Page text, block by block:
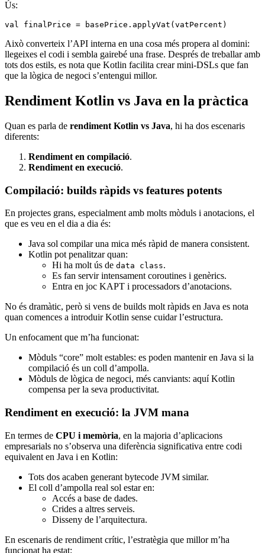
Ús:
val finalPrice = basePrice. applyVat (vatPercent)
Això converteix l’API interna en una cosa més propera al domini:
llegeixes el codi i sembla gairebé una frase. Després de treballar amb
tots dos estils, es nota que Kotlin facilita crear mini-DSLs que fan
que la lògica de negoci s’entengui millor.
Rendiment Kotlin vs Java en la pràctica
Quan es parla de rendiment Kotlin vs Java, hi ha dos escenaris
diferents:
Rendiment en compilació.
Rendiment en execució.
Compilació: builds ràpids vs features potents
En projectes grans, especialment amb molts mòduls i anotacions, el
que es veu en el dia a dia és:
Java sol compilar una mica més ràpid de manera consistent.
Kotlin pot penalitzar quan:
Hi ha molt ús de data class.
Es fan servir intensament coroutines i genèrics.
Entra en joc KAPT i processadors d’anotacions.
No és dramàtic, però si vens de builds molt ràpids en Java es nota
quan comences a introduir Kotlin sense cuidar l’estructura.
Un enfocament que m’ha funcionat:
Mòduls “core” molt estables: es poden mantenir en Java si la
compilació és un coll d’ampolla.
Mòduls de lògica de negoci, més canviants: aquí Kotlin
compensa per la seva productivitat.
Rendiment en execució: la JVM mana
En termes de CPU i memòria, en la majoria d’aplicacions
empresarials no s’observa una diferència significativa entre codi
equivalent en Java i en Kotlin:
Tots dos acaben generant bytecode JVM similar.
El coll d’ampolla real sol estar en:
Accés a base de dades.
Crides a altres serveis.
Disseny de l’arquitectura.
En escenaris de rendiment crític, l’estratègia que millor m’ha
funcionat ha estat: